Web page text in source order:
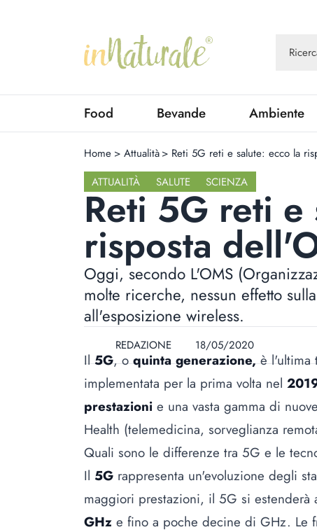
Food Bevande Ambiente
Home > Attualità > Reti 5G reti e salute: ecco la
ATTUALITÀ
SALUTE SCIENZA
Reti 5G reti e
risposta
Oggi, secondo L'OMS
molte ricerche, nessun effetto
all'esposizione wireless.
REDAZIONE 18/05/2020
Il5G, oquinta generazione,è l'ultima
implementata per la prima volta nel
prestazioni e una vasta gamma di
Health (telemedicina, sorveglianza
Quali sono le differenze tra 5G e le
Il 5G rappresenta un'evoluzione degli
maggiori prestazioni, il 5G si estenderà
GHz e fino a poche decine di GHz. Le